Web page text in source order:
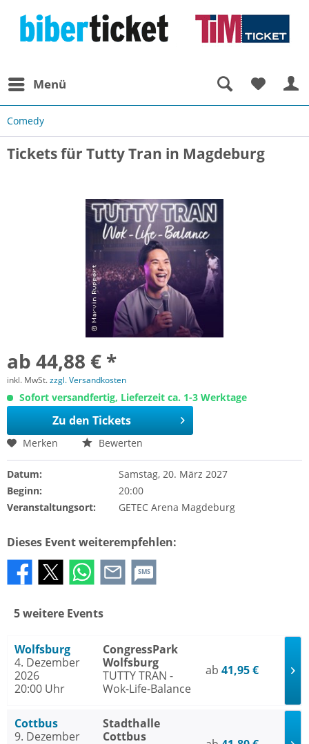
Menü
Comedy
Tickets für Tutty Tran in Magdeburg
ab 44,88 € *
inkl. MwSt.zzgl. Versandkosten
Sofort versandfertig, Lieferzeit ca. 1-3 Werktage
Zu den Tickets
Merken Bewerten
Datum:
Samstag, 20. März 2027
Beginn:
20:00
Veranstaltungsort:
GETEC Arena Magdeburg
Dieses Event weiterempfehlen:
SMS
5 weitere Events
Wolfsburg
4. Dezember
2026
20:00 Uhr
CongressPark
Wolfsburg
TUTTY TRAN -
Wok-Life-Balance
ab 41,95 €
Cottbus
9. Dezember
Stadthalle
Cottbus